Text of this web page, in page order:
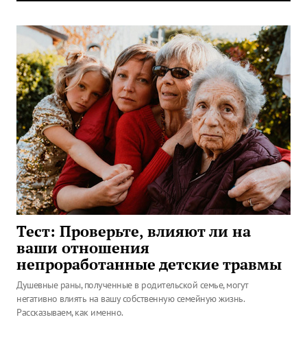
Тест: Проверьте, влияют ли на
ваши отношения
непроработанные детские травмы
Душевные раны, полученные в родительской семье, могут
негативно влиять на вашу собственную семейную жизнь.
Рассказываем, как именно.